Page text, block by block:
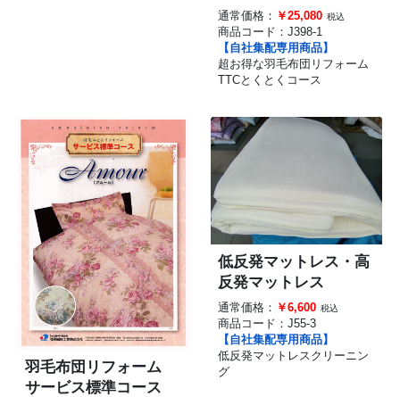
通常価格： ￥25,080 税込
商品コード： J398-1
【自社集配専用商品】
超お得な羽毛布団リフォーム
TTCとくとくコース
羽毛布団リフォーム
サービス標準コース
低反発マットレス・高
反発マットレス
通常価格： ￥6,600 税込
商品コード： J55-3
【自社集配専用商品】
低反発マットレスクリーニン
グ